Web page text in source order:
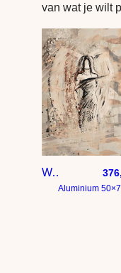
van wat je wilt
Wabi Sabi kunst engel in taupe brons beige en bruin
Aluminium